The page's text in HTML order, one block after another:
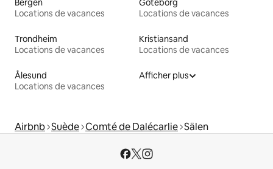
Bergen
Locations de vacances
Göteborg
Locations de vacances
Trondheim
Locations de vacances
Kristiansand
Locations de vacances
Ålesund
Locations de vacances
Afficher plus
Airbnb Suède Comté de Dalécarlie Sälen